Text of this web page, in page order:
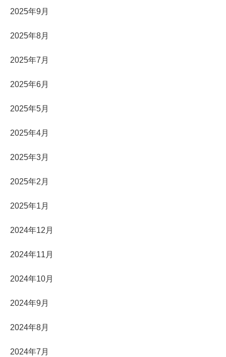
2025年9月
2025年8月
2025年7月
2025年6月
2025年5月
2025年4月
2025年3月
2025年2月
2025年1月
2024年12月
2024年11月
2024年10月
2024年9月
2024年8月
2024年7月